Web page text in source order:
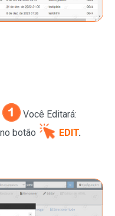
Você Editará:
botão EDIT.